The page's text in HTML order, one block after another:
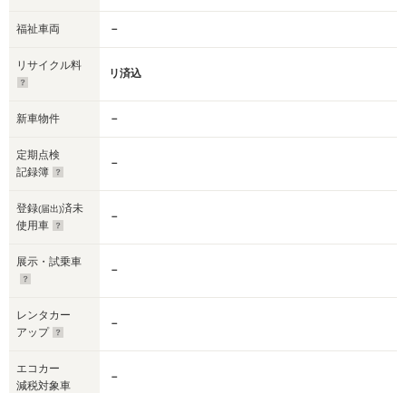
福祉車両 －
リサイクル料
リ済込
新車物件 －
定期点検
記録簿
－
登録(届出)済未
使用車
－
展示・試乗車
－
レンタカー
アップ
－
エコカー
減税対象車
－